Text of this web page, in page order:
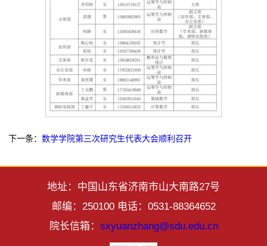
下一条：数学学院第三次研究生代表大会顺利召开
地址：中国山东省济南市山大南路27号
邮编：250100 电话：0531-88364652
院长信箱： sxyuanzhang@sdu.edu.cn